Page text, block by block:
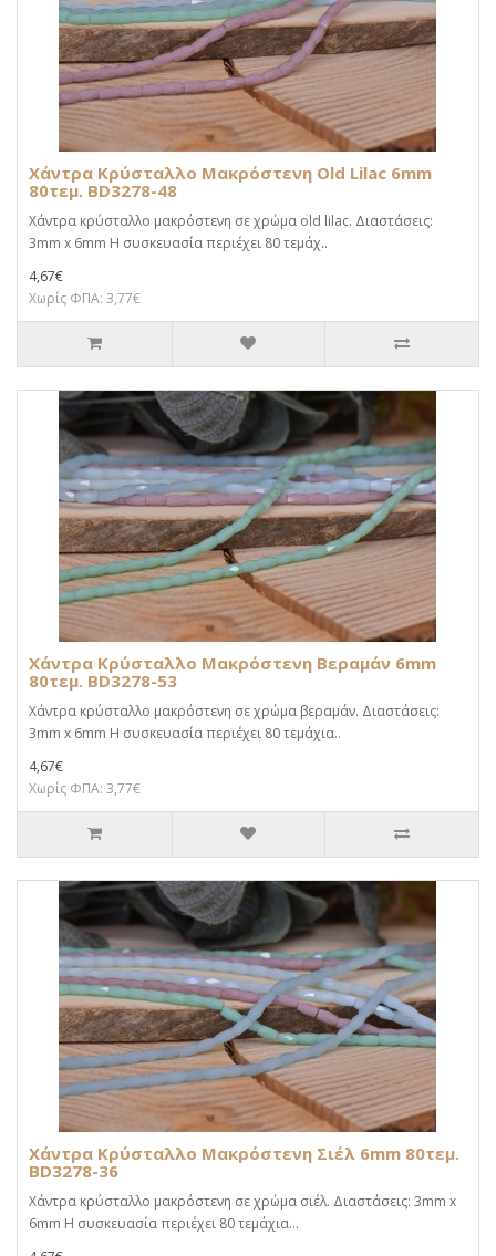
Χάντρα Κρύσταλλο Μακρόστενη Old Lilac 6mm
80τεμ. BD3278-48
Χάντρα κρύσταλλο μακρόστενη σε χρώμα old lilac. Διαστάσεις:
3mm x 6mm Η συσκευασία περιέχει 80 τεμάχ..
4,67€
Χωρίς ΦΠΑ: 3,77€
Χάντρα Κρύσταλλο Μακρόστενη Βεραμάν 6mm
80τεμ. BD3278-53
Χάντρα κρύσταλλο μακρόστενη σε χρώμα βεραμάν. Διαστάσεις:
3mm x 6mm Η συσκευασία περιέχει 80 τεμάχια..
4,67€
Χωρίς ΦΠΑ: 3,77€
Χάντρα Κρύσταλλο Μακρόστενη Σιέλ 6mm 80τεμ.
BD3278-36
Χάντρα κρύσταλλο μακρόστενη σε χρώμα σιέλ. Διαστάσεις: 3mm x
6mm Η συσκευασία περιέχει 80 τεμάχια...